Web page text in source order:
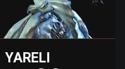
YARELI